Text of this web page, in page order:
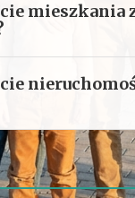
mieszkania